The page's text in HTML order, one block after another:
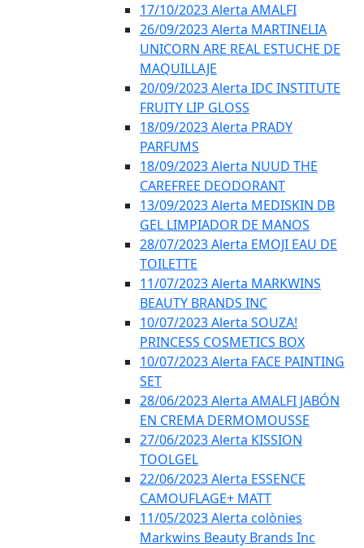
17/10/2023 Alerta AMALFI
26/09/2023 Alerta MARTINELIA
UNICORN ARE REAL ESTUCHE DE
MAQUILLAJE
20/09/2023 Alerta IDC INSTITUTE
FRUITY LIP GLOSS
18/09/2023 Alerta PRADY
PARFUMS
18/09/2023 Alerta NUUD THE
CAREFREE DEODORANT
13/09/2023 Alerta MEDISKIN DB
GEL LIMPIADOR DE MANOS
28/07/2023 Alerta EMOJI EAU DE
TOILETTE
11/07/2023 Alerta MARKWINS
BEAUTY BRANDS INC
10/07/2023 Alerta SOUZA!
PRINCESS COSMETICS BOX
10/07/2023 Alerta FACE PAINTING
SET
28/06/2023 Alerta AMALFI JABÓN
EN CREMA DERMOMOUSSE
27/06/2023 Alerta KISSION
TOOLGEL
22/06/2023 Alerta ESSENCE
CAMOUFLAGE+ MATT
11/05/2023 Alerta colònies
Markwins Beauty Brands Inc